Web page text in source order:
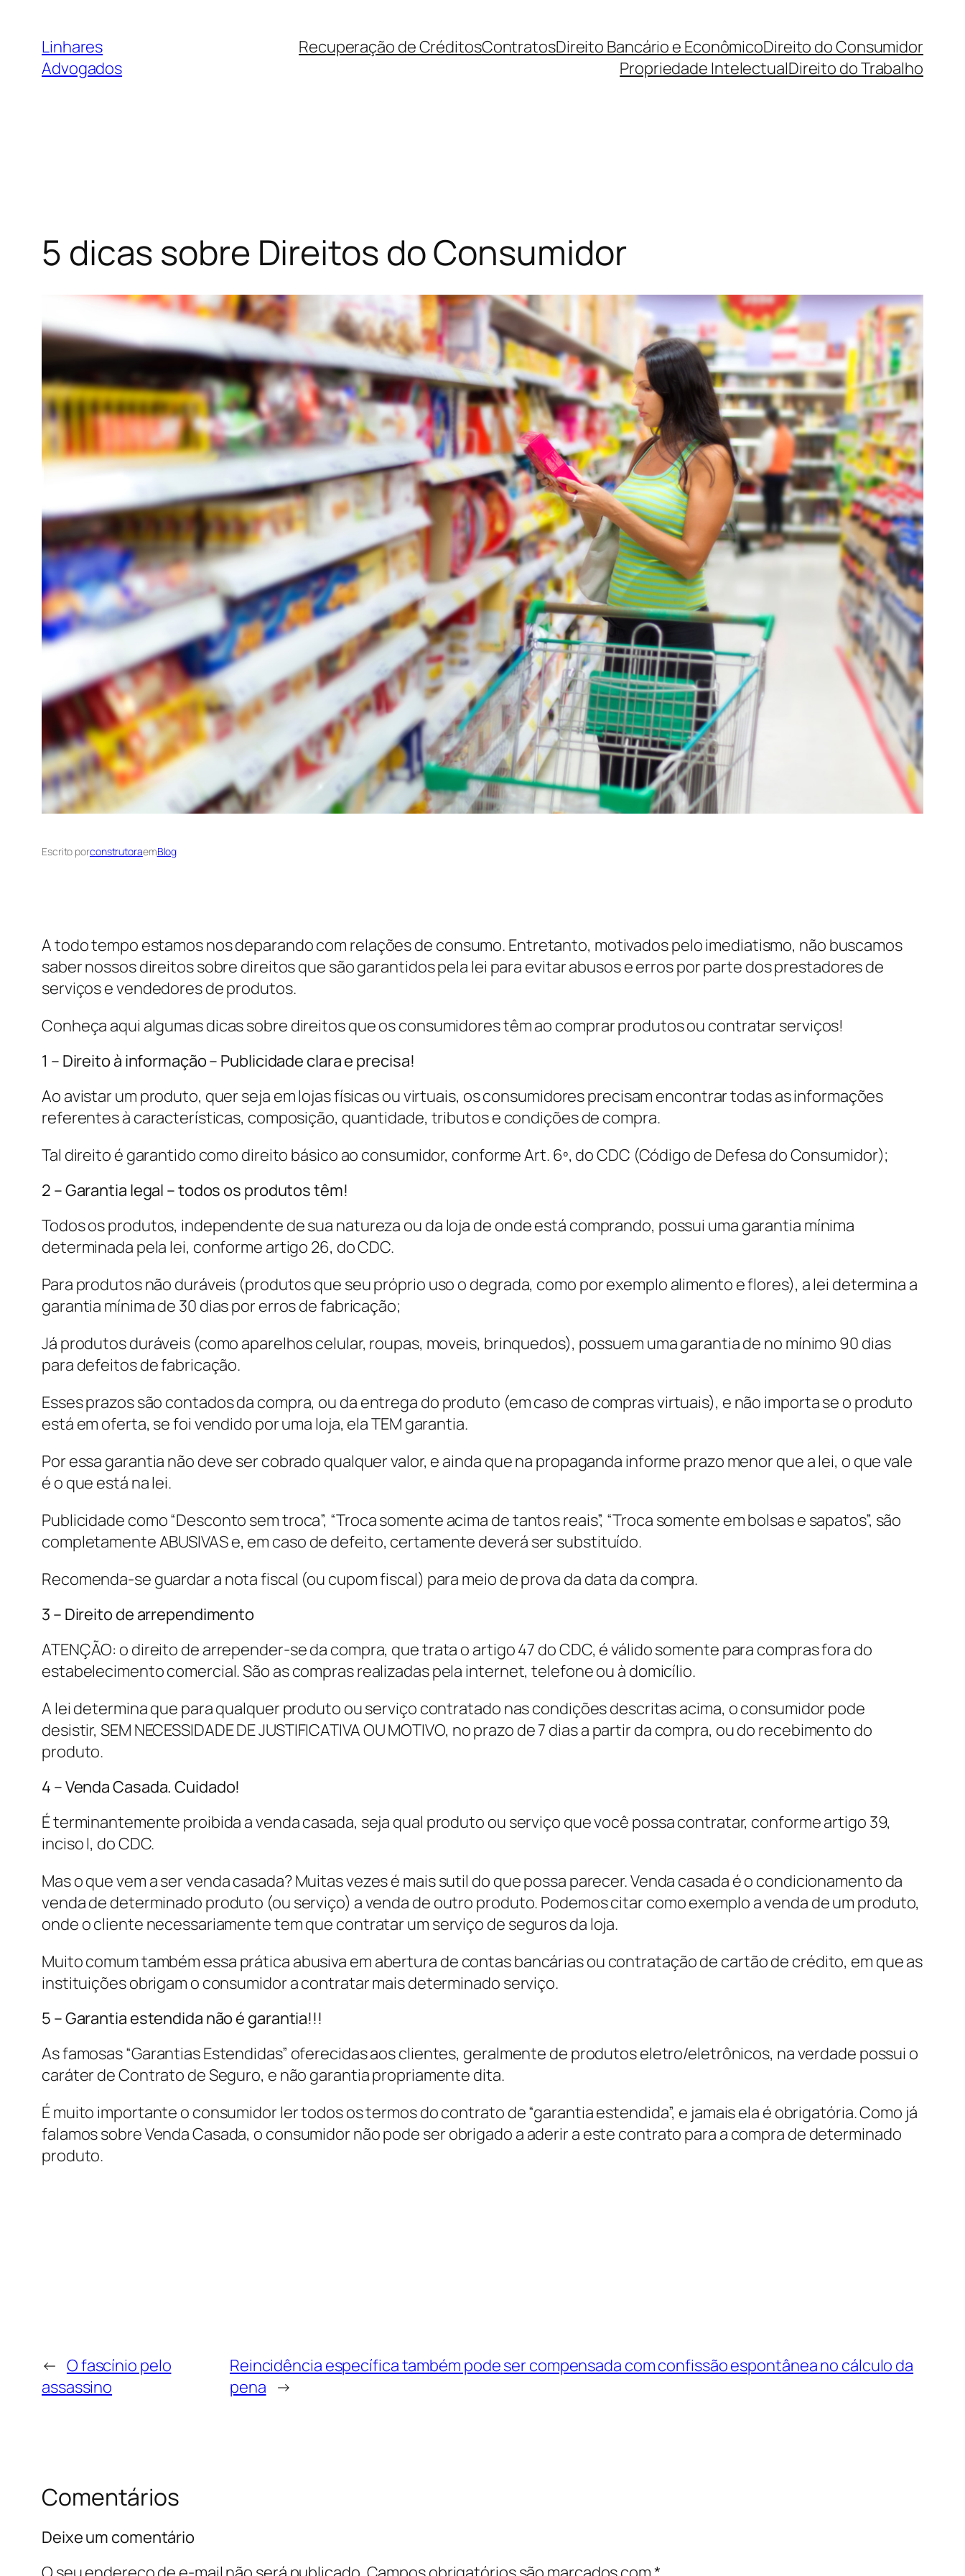
conteúdo
Linhares
Advogados
Recuperação de CréditosContratosDireito Bancário e EconômicoDireito do Consumidor
Propriedade IntelectualDireito do Trabalho
5 dicas sobre Direitos do Consumidor
Escrito porconstrutoraemBlog
A todo tempo estamos nos deparando com relações de consumo. Entretanto, motivados pelo imediatismo, não buscamos
saber nossos direitos sobre direitos que são garantidos pela lei para evitar abusos e erros por parte dos prestadores de
serviços e vendedores de produtos.
Conheça aqui algumas dicas sobre direitos que os consumidores têm ao comprar produtos ou contratar serviços!
1 – Direito à informação – Publicidade clara e precisa!
Ao avistar um produto, quer seja em lojas físicas ou virtuais, os consumidores precisam encontrar todas as informações
referentes à características, composição, quantidade, tributos e condições de compra.
Tal direito é garantido como direito básico ao consumidor, conforme Art. 6º, do CDC (Código de Defesa do Consumidor);
2 – Garantia legal – todos os produtos têm!
Todos os produtos, independente de sua natureza ou da loja de onde está comprando, possui uma garantia mínima
determinada pela lei, conforme artigo 26, do CDC.
Para produtos não duráveis (produtos que seu próprio uso o degrada, como por exemplo alimento e flores), a lei determina a
garantia mínima de 30 dias por erros de fabricação;
Já produtos duráveis (como aparelhos celular, roupas, moveis, brinquedos), possuem uma garantia de no mínimo 90 dias
para defeitos de fabricação.
Esses prazos são contados da compra, ou da entrega do produto (em caso de compras virtuais), e não importa se o produto
está em oferta, se foi vendido por uma loja, ela TEM garantia.
Por essa garantia não deve ser cobrado qualquer valor, e ainda que na propaganda informe prazo menor que a lei, o que vale
é o que está na lei.
Publicidade como “Desconto sem troca”, “Troca somente acima de tantos reais”, “Troca somente em bolsas e sapatos”, são
completamente ABUSIVAS e, em caso de defeito, certamente deverá ser substituído.
Recomenda-se guardar a nota fiscal (ou cupom fiscal) para meio de prova da data da compra.
3 – Direito de arrependimento
ATENÇÃO: o direito de arrepender-se da compra, que trata o artigo 47 do CDC, é válido somente para compras fora do
estabelecimento comercial. São as compras realizadas pela internet, telefone ou à domicílio.
A lei determina que para qualquer produto ou serviço contratado nas condições descritas acima, o consumidor pode
desistir, SEM NECESSIDADE DE JUSTIFICATIVA OU MOTIVO, no prazo de 7 dias a partir da compra, ou do recebimento do
produto.
4 – Venda Casada. Cuidado!
É terminantemente proibida a venda casada, seja qual produto ou serviço que você possa contratar, conforme artigo 39,
inciso I, do CDC.
Mas o que vem a ser venda casada? Muitas vezes é mais sutil do que possa parecer. Venda casada é o condicionamento da
venda de determinado produto (ou serviço) a venda de outro produto. Podemos citar como exemplo a venda de um produto,
onde o cliente necessariamente tem que contratar um serviço de seguros da loja.
Muito comum também essa prática abusiva em abertura de contas bancárias ou contratação de cartão de crédito, em que as
instituições obrigam o consumidor a contratar mais determinado serviço.
5 – Garantia estendida não é garantia!!!
As famosas “Garantias Estendidas” oferecidas aos clientes, geralmente de produtos eletro/eletrônicos, na verdade possui o
caráter de Contrato de Seguro, e não garantia propriamente dita.
É muito importante o consumidor ler todos os termos do contrato de “garantia estendida”, e jamais ela é obrigatória. Como já
falamos sobre Venda Casada, o consumidor não pode ser obrigado a aderir a este contrato para a compra de determinado
produto.
← O fascínio pelo
assassino
Reincidência específica também pode ser compensada com confissão espontânea no cálculo da
pena →
Comentários
Deixe um comentário